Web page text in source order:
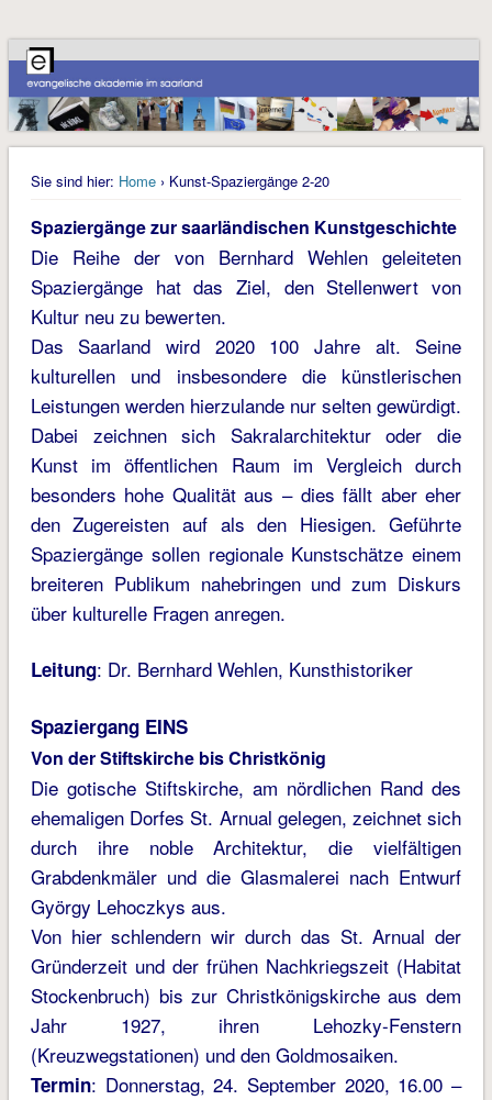
Sie sind hier: Home› Kunst-Spaziergänge 2-20
Spaziergänge zur saarländischen Kunstgeschichte
Die Reihe der von Bernhard Wehlen geleiteten
Spaziergänge hat das Ziel, den Stellenwert von
Kultur neu zu bewerten.
Das Saarland wird 2020 100 Jahre alt. Seine
kulturellen und insbesondere die künstlerischen
Leistungen werden hierzulande nur selten gewürdigt.
Dabei zeichnen sich Sakralarchitektur oder die
Kunst im öffentlichen Raum im Vergleich durch
besonders hohe Qualität aus – dies fällt aber eher
den Zugereisten auf als den Hiesigen. Geführte
Spaziergänge sollen regionale Kunstschätze einem
breiteren Publikum nahebringen und zum Diskurs
über kulturelle Fragen anregen.
Leitung: Dr. Bernhard Wehlen, Kunsthistoriker
Spaziergang EINS
Von der Stiftskirche bis Christkönig
Die gotische Stiftskirche, am nördlichen Rand des
ehemaligen Dorfes St. Arnual gelegen, zeichnet sich
durch ihre noble Architektur, die vielfältigen
Grabdenkmäler und die Glasmalerei nach Entwurf
György Lehoczkys aus.
Von hier schlendern wir durch das St. Arnual der
Gründerzeit und der frühen Nachkriegszeit (Habitat
Stockenbruch) bis zur Christkönigskirche aus dem
Jahr 1927, ihren Lehozky-Fenstern
(Kreuzwegstationen) und den Goldmosaiken.
Termin: Donnerstag, 24. September 2020, 16.00 –